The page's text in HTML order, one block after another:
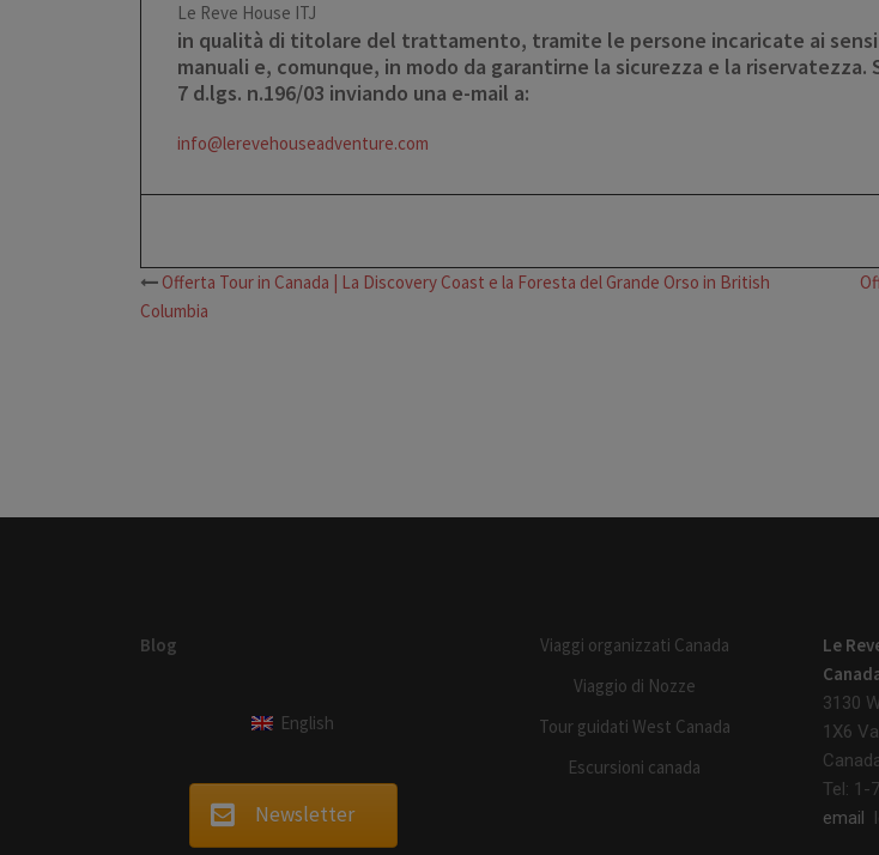
​Le Reve House ITJ​
in qualità di titolare del trattamento, tramite le persone incaricate ai
manuali e, comunque, in modo da garantirne la sicurezza e la
7 d.lgs. n.196/03 inviando una e-mail a:
info@lerevehouseadventure.com
Offerta Tour in Canada | La Discovery Coast e la Foresta del Grande Orso in British
Columbia
Blog
English
Newsletter
Viaggi organizzati Canada
Viaggio di Nozze
Tour guidati West Canada
Escursioni canada
Le
3130
1X6
Tel: 1-
email